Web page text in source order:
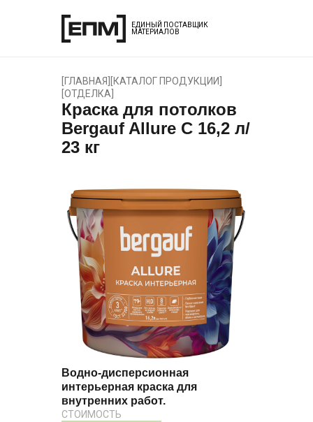
ЕДИНЫЙ ПОСТАВЩИК
МАТЕРИАЛОВ
ГЛАВНАЯ КАТАЛОГ ПРОДУКЦИИ
ОТДЕЛКА
Краска для потолков
Bergauf Allure С 16,2 л/
23 кг
Водно-дисперсионная
интерьерная краска для
внутренних работ.
СТОИМОСТЬ